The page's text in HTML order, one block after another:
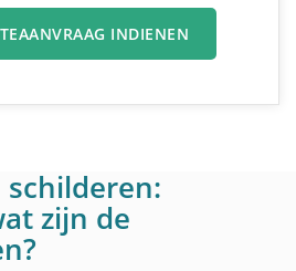
INDIENEN
schilderen:
zijn de